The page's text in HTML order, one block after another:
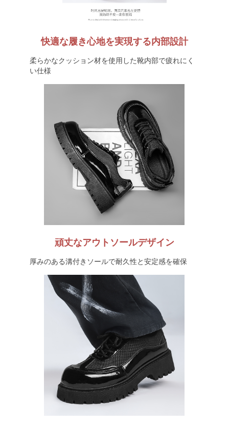
快適な履き心地を実現する内部設計
柔らかなクッション材を使用した靴内部で疲れにく
い仕様
頑丈なアウトソールデザイン
厚みのある溝付きソールで耐久性と安定感を確保